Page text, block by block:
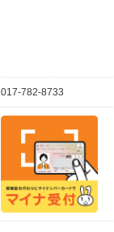
017-782-8733